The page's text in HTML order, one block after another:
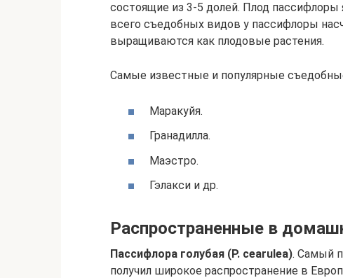
состоящие из 3-5 долей. Плод пассифлоры
всего съедобных видов у пассифлоры
выращиваются как плодовые растения.
Самые известные и популярные
Маракуйя.
Гранадилла.
Маэстро.
Гэлакси и др.
Распространенные в
Пассифлора голубая (P. cearulea). Самый
получил широкое распространение в